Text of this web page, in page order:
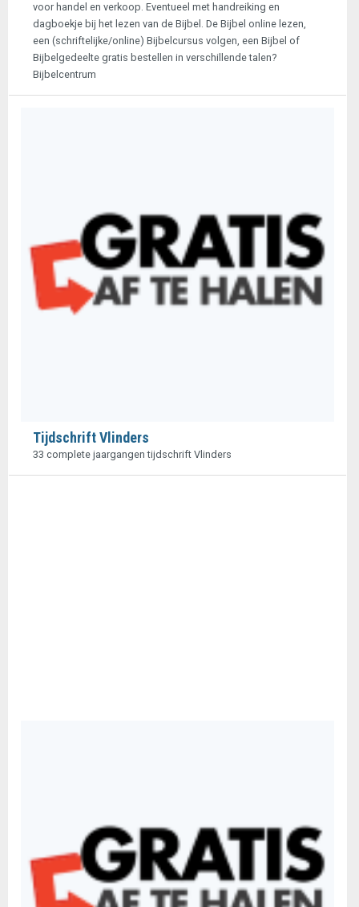
voor handel en verkoop. Eventueel met handreiking en
dagboekje bij het lezen van de Bijbel. De Bijbel online lezen,
een (schriftelijke/online) Bijbelcursus volgen, een Bijbel of
Bijbelgedeelte gratis bestellen in verschillende talen?
Bijbelcentrum
Tijdschrift Vlinders
33 complete jaargangen tijdschrift Vlinders